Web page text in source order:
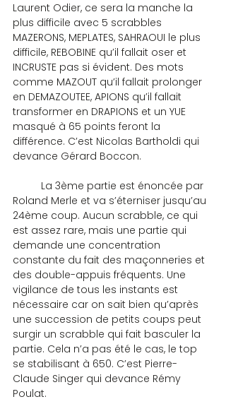
Laurent Odier, ce sera la manche la
plus difficile avec 5 scrabbles
MAZERONS, MEPLATES, SAHRAOUI le plus
difficile, REBOBINE qu’il fallait oser et
INCRUSTE pas si évident. Des mots
comme MAZOUT qu’il fallait prolonger
en DEMAZOUTEE, APIONS qu’il fallait
transformer en DRAPIONS et un YUE
masqué à 65 points feront la
différence. C’est Nicolas Bartholdi qui
devance Gérard Boccon.
Roland Merle et va s’éterniser jusqu’au
24ème coup. Aucun scrabble, ce qui
est assez rare, mais une partie qui
demande une concentration
constante du fait des maçonneries et
des double-appuis fréquents. Une
vigilance de tous les instants est
nécessaire car on sait bien qu’après
une succession de petits coups peut
surgir un scrabble qui fait basculer la
partie. Cela n’a pas été le cas, le top
se stabilisant à 650. C’est Pierre-
Claude Singer qui devance Rémy
Poulat.